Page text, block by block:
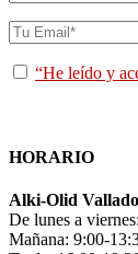
“He leído y
HORARIO
Alki-Olid
De lunes a viernes:
Mañana: 9:00-